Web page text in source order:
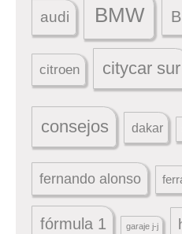
audi BMW
citroen citycar sur
consejos dakar
fernando alonso
fórmula 1 garaje j-j